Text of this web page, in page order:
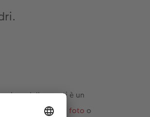
delle pareti è un
su
cuscini con foto o